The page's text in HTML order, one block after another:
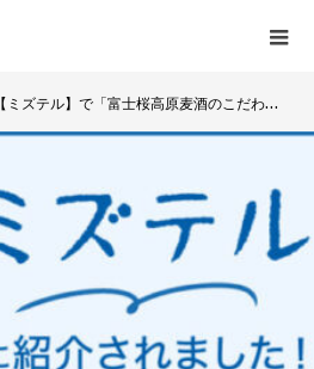
【ミズテル】で「富士桜高原麦酒のこだわり」についてご紹介いただきました！